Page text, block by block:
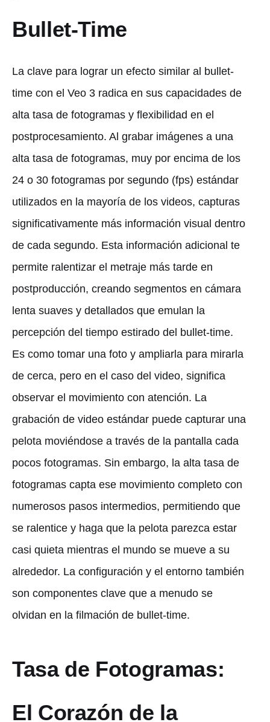
Bullet-Time
La clave para lograr un efecto similar al bullet-
time con el Veo 3 radica en sus capacidades de
alta tasa de fotogramas y flexibilidad en el
postprocesamiento. Al grabar imágenes a una
alta tasa de fotogramas, muy por encima de los
24 o 30 fotogramas por segundo (fps) estándar
utilizados en la mayoría de los videos, capturas
significativamente más información visual dentro
de cada segundo. Esta información adicional te
permite ralentizar el metraje más tarde en
postproducción, creando segmentos en cámara
lenta suaves y detallados que emulan la
percepción del tiempo estirado del bullet-time.
Es como tomar una foto y ampliarla para mirarla
de cerca, pero en el caso del video, significa
observar el movimiento con atención. La
grabación de video estándar puede capturar una
pelota moviéndose a través de la pantalla cada
pocos fotogramas. Sin embargo, la alta tasa de
fotogramas capta ese movimiento completo con
numerosos pasos intermedios, permitiendo que
se ralentice y haga que la pelota parezca estar
casi quieta mientras el mundo se mueve a su
alrededor. La configuración y el entorno también
son componentes clave que a menudo se
olvidan en la filmación de bullet-time.
Tasa de Fotogramas:
El Corazón de la